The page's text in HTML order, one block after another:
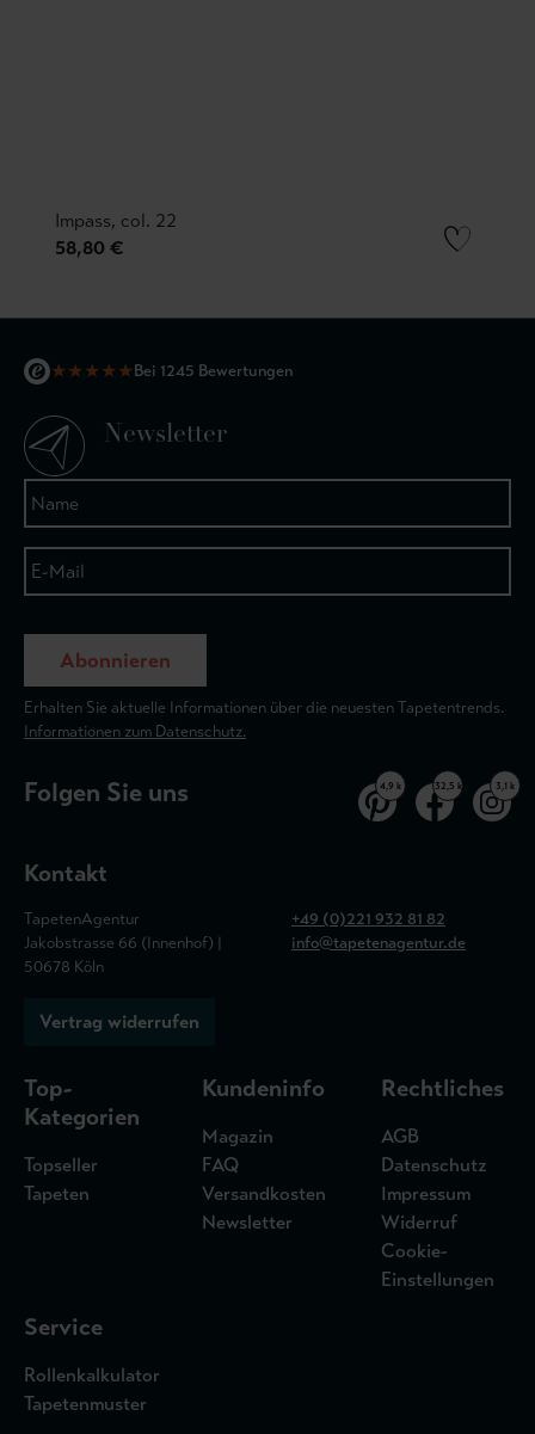
Impass, col. 22
58,80 €
★★★★★Bei 1245 Bewertungen
Newsletter
Abonnieren
Erhalten Sie aktuelle Informationen über die neuesten Tapetentrends.
Informationen zum Datenschutz.
Folgen Sie uns 4,9 k 32,5 k 3,1 k
Kontakt
TapetenAgentur
Jakobstrasse 66 (Innenhof) |
50678 Köln
+49 (0)221 932 81 82
info@tapetenagentur.de
Vertrag widerrufen
Top-
Kategorien
Topseller
Tapeten
Kundeninfo
Magazin
FAQ
Versandkosten
Newsletter
Rechtliches
AGB
Datenschutz
Impressum
Widerruf
Cookie-
Einstellungen
Service
Rollenkalkulator
Tapetenmuster